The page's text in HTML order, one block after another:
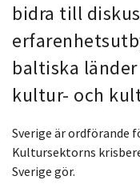
bidra till
baltiska
kultur- och
Sverige är ordförande
Kultursektorns
Sverige gör.